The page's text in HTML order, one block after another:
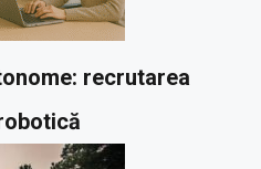
recrutarea